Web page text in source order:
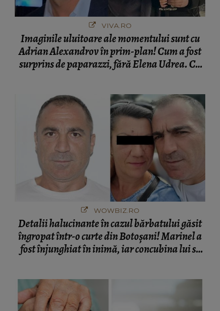
VIVA.RO
Imaginile uluitoare ale momentului sunt cu
Adrian Alexandrov în prim-plan! Cum a fost
surprins de paparazzi, fără Elena Udrea. Cu
WOWBIZ.RO
Detalii halucinante în cazul bărbatului găsit
îngropat într-o curte din Botoșani! Marinel a
fost înjunghiat în inimă, iar concubina lui se